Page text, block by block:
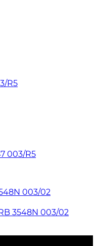
R5
003/02